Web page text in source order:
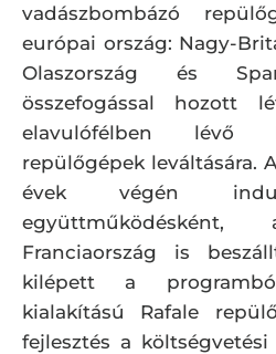
vadászbombázó
európai ország: Nagy-
Olaszország és
összefogással hozott
elavulófélben lévő
repülőgépek leváltására.
évek végén
együttműködésként,
Franciaország is
kilépett a
kialakítású Rafale
fejlesztés a